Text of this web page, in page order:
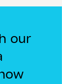
our